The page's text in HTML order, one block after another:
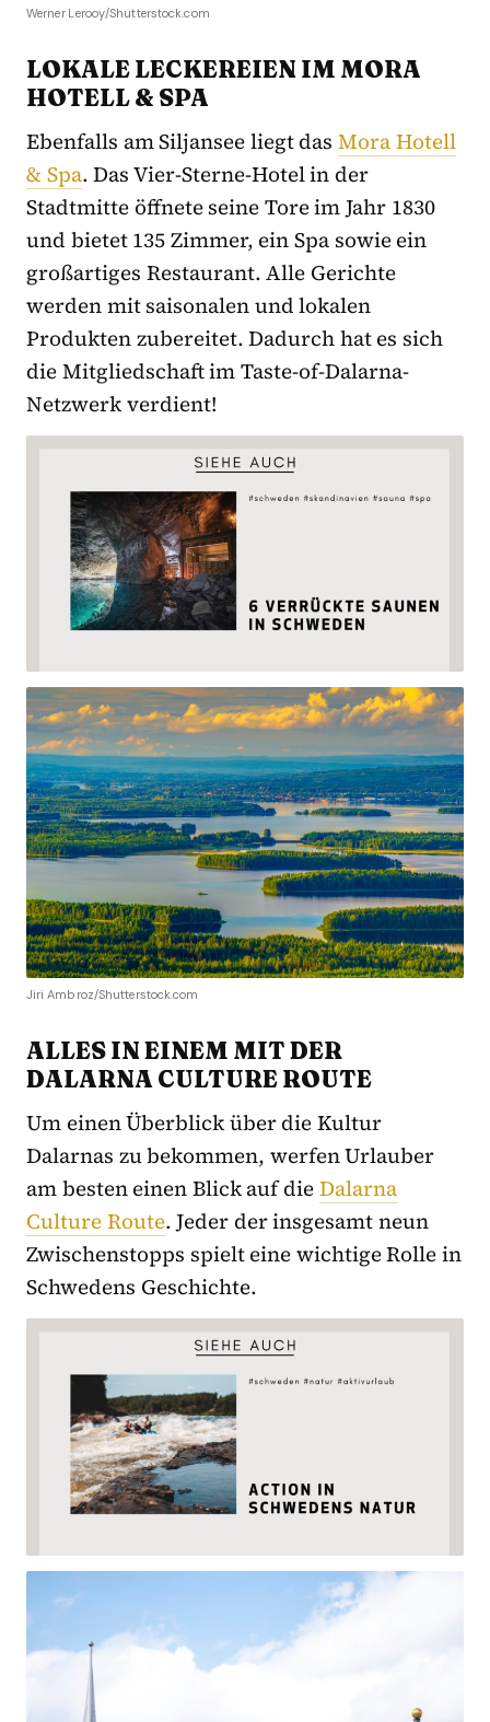
Werner Lerooy/Shutterstock.com
LOKALE LECKEREIEN IM MORA
HOTELL & SPA
Ebenfalls am Siljansee liegt dasMora Hotell
& Spa. Das Vier-Sterne-Hotel in der
Stadtmitte öffnete seine Tore im Jahr 1830
und bietet 135 Zimmer, ein Spa sowie ein
großartiges Restaurant. Alle Gerichte
werden mit saisonalen und lokalen
Produkten zubereitet. Dadurch hat es sich
die Mitgliedschaft im Taste-of-Dalarna-
Netzwerk verdient!
Jiri Ambroz/Shutterstock.com
ALLES IN EINEM MIT DER
DALARNA CULTURE ROUTE
Um einen Überblick über die Kultur
Dalarnas zu bekommen, werfen Urlauber
am besten einen Blick auf dieDalarna
Culture Route. Jeder der insgesamt neun
Zwischenstopps spielt eine wichtige Rolle in
Schwedens Geschichte.